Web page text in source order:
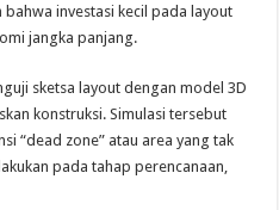
investasi kecil pada layout
jangka panjang.
sketsa layout dengan model 3D
konstruksi. Simulasi tersebut
“dead zone” atau area yang tak
pada tahap perencanaan,